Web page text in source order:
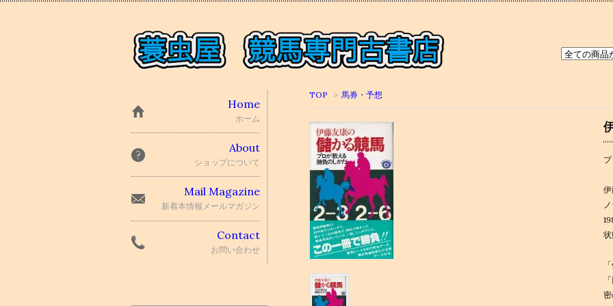
TOP > 馬券・予想
Home
ホーム
About
ショップについて
Mail Magazine
新着本情報メールマガジン
Contact
お問い合わせ